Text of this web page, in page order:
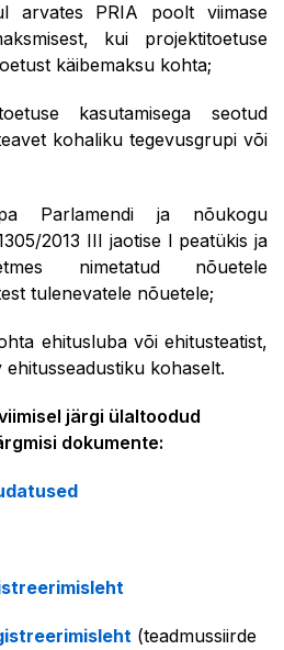
arvates PRIA poolt viimase
kui projektitoetuse
käibemaksu kohta;
kasutamisega seotud
kohaliku tegevusgrupi või
Parlamendi ja nõukogu
2013 III jaotise I peatükis ja
nimetatud nõuetele
tulenevatele nõuetele;
ehitusluba või ehitusteatist,
kohaselt.
järgi ülaltoodud
dokumente:
(teadmussiirde